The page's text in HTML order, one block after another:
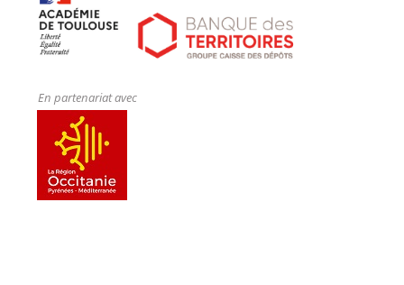
En partenariat avec